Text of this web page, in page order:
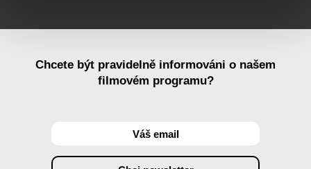
Chcete být pravidelně informováni o našem
filmovém programu?